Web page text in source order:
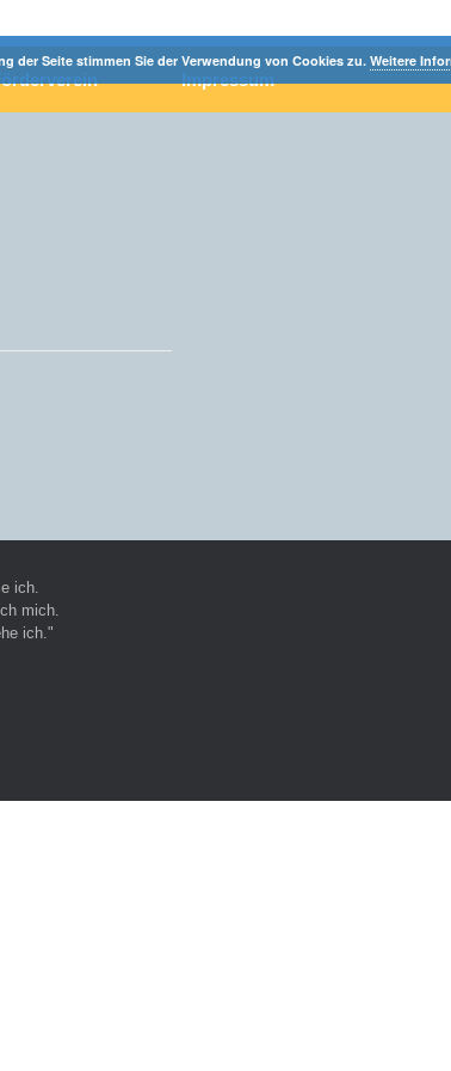
Impressum
ich.
mich.
ich."
der Seite stimmen Sie der Verwendung von Cookies zu. Weitere